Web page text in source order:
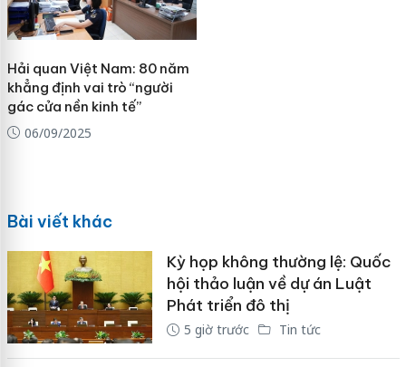
Hải quan Việt Nam: 80 năm
khẳng định vai trò “người
gác cửa nền kinh tế”
06/09/2025
Bài viết khác
Kỳ họp không thường lệ: Quốc
hội thảo luận về dự án Luật
Phát triển đô thị
5 giờ trước Tin tức